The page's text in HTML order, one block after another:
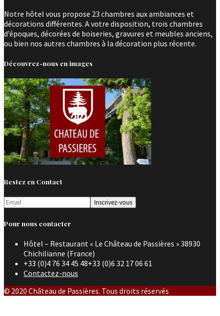
Notre hôtel vous propose 23 chambres aux ambiances et
décorations différentes. A votre disposition, trois chambres
d’époques, décorées de boiseries, gravures et meubles anciens,
ou bien nos autres chambres à la décoration plus récente.
Découvrez-nous en images
Restez en Contact
Pour nous contacter
Hôtel – Restaurant « Le Château de Passières » 38930
Chichilianne (France)
+33 (0)4 76 34 45 48+33 (0)6 32 17 06 61
Contactez-nous
© 2020 Château de Passières. Tous droits réservés